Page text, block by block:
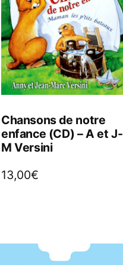
Chansons de notre
enfance (CD) – A et J-
M Versini
13,00€